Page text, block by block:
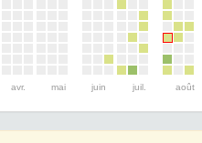
avr. mai juin juil. août